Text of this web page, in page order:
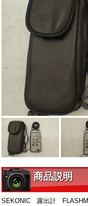
商品説明
SEKONIC 露出計